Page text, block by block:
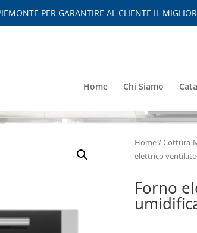
PER GARANTIRE AL CLIENTE IL
Home Chi Siamo
Home/Cottura-
elettrico
Forno